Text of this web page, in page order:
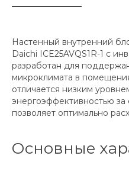
Настенный внутренний
Daichi ICE25AVQS1R-1 с
разработан для
микроклимата в
отличается низким
энергоэффективностью за
позволяет оптимально
Основные